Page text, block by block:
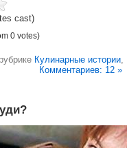
cast)
0 votes)
Кулинарные истории,
Комментариев: 12 »